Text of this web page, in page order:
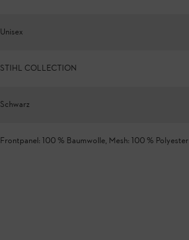
Unisex
STIHL COLLECTION
Schwarz
Frontpanel: 100 % Baumwolle, Mesh: 100 % Polyester